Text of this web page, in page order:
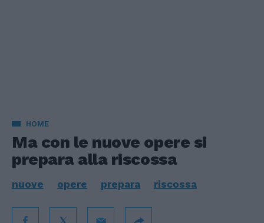
HOME
Ma con le nuove opere si
prepara alla riscossa
nuove opere prepara riscossa